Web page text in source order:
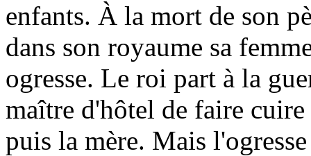
enfants. À la mort de son
dans son royaume sa
ogresse. Le roi part à la
maître d'hôtel de faire
puis la mère. Mais